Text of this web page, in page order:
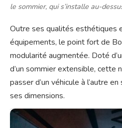
le sommier, qui s’installe au-
Outre ses qualités esthétiques
équipements, le point fort de
modularité augmentée. Doté
d’un sommier extensible, cette
passer d’un véhicule à l’autre
ses dimensions.